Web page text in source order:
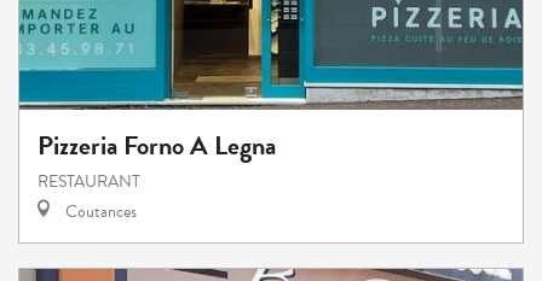
Pizzeria Forno A Legna
RESTAURANT
Coutances